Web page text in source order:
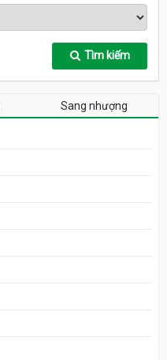
Tìm kiếm
Sang nhượng